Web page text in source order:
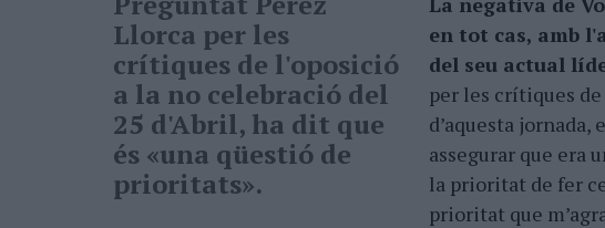
Llorca per les
crítiques de l'oposició
a la no celebració del
25 d'Abril, ha dit que
és «una qüestió de
prioritats».
en tot cas, amb
del seu actual
per les crítiques
d’aquesta
assegurar que era
la prioritat de fer
prioritat que